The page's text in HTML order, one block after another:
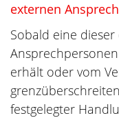
externen
Sobald eine
erhält oder vom
festgelegter